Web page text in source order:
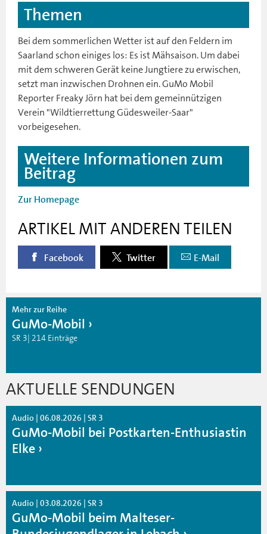
Themen
Bei dem sommerlichen Wetter ist auf den Feldern im
Saarland schon einiges los: Es ist Mähsaison. Um dabei
mit dem schweren Gerät keine Jungtiere zu erwischen,
setzt man inzwischen Drohnen ein. GuMo Mobil
Reporter Freaky Jörn hat bei dem gemeinnützigen
Verein "Wildtierrettung Güdesweiler-Saar"
vorbeigesehen.
Weitere Informationen zum
Beitrag
Zur Homepage
ARTIKEL MIT ANDEREN TEILEN
Facebook Twitter E-Mail
Mehr zur Reihe
GuMo-Mobil
SR 3| 214 Einträge
AKTUELLE SENDUNGEN
Audio | 06.08.2026 | SR 3
GuMo-Mobil bei Postkarten-Enthusiastin
Elke
Audio | 03.08.2026 | SR 3
GuMo-Mobil beim Malteser-